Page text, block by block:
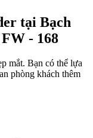
tại Bạch
- 168
mắt. Bạn có thể lựa
phòng khách thêm